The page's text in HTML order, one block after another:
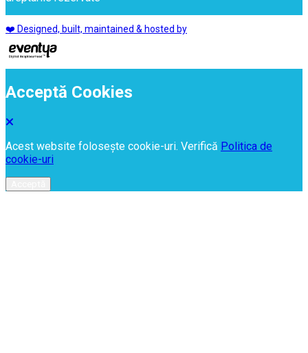
❤️ Designed, built, maintained & hosted by
Acceptă Cookies
Acest website folosește cookie-uri. Verifică Politica de
cookie-uri